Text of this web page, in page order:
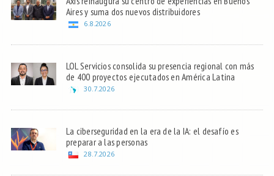
Aires y suma dos nuevos distribuidores
6.8.2026
LOL Servicios consolida su presencia regional con más
de 400 proyectos ejecutados en América Latina
30.7.2026
La ciberseguridad en la era de la IA: el desafío es
preparar a las personas
28.7.2026